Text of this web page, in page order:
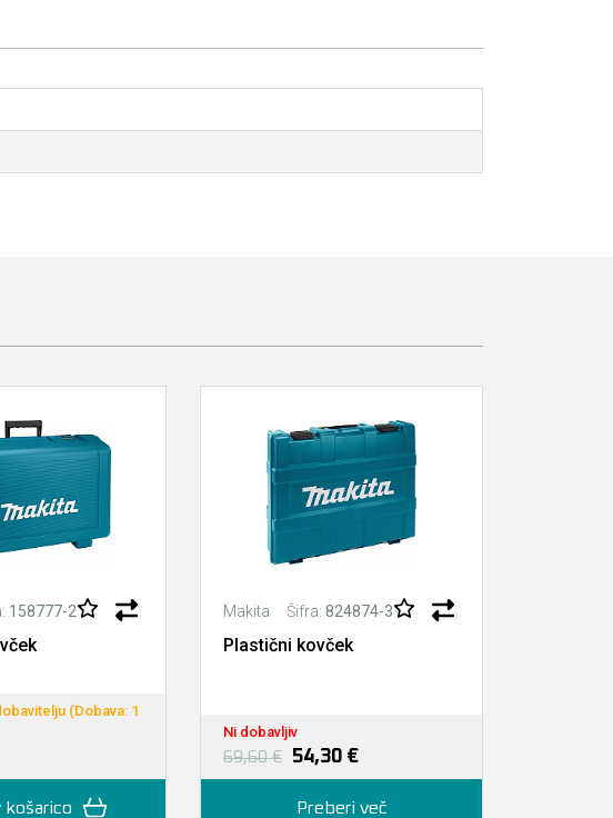
158777-2
(Dobava: 1
košarico
Makita Šifra: 824874-3
Plastični kovček
Ni dobavljiv
69,60 € 54,30 €
Preberi več